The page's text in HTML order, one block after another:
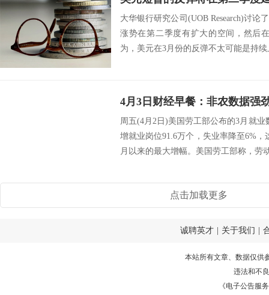
大华银行研究公司(UOB Research)讨论
涨势在第二季度有扩大的空间，然后
为，美元在3月份的反弹不太可能是持
周五(4月2日)美国劳工部公布的3月就
增就业岗位91.6万个，失业率降至6%
月以来的最大增幅。美国劳工部称，劳
点击加载更多
诚聘英才 关于我们
本站所有文章、数据仅供
违法和不
《电子公告服务